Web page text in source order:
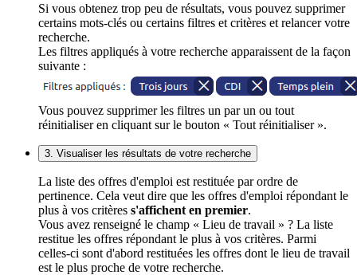
Si vous obtenez trop peu de résultats, vous pouvez supprimer
certains mots-clés ou certains filtres et critères et relancer votre
recherche.
Les filtres appliqués à votre recherche apparaissent de la façon
suivante :
Vous pouvez supprimer les filtres un par un ou tout
réinitialiser en cliquant sur le bouton « Tout réinitialiser ».
3. Visualiser les résultats de votre recherche
La liste des offres d'emploi est restituée par ordre de
pertinence. Cela veut dire que les offres d'emploi répondant le
plus à vos critères s'affichent en premier.
Vous avez renseigné le champ « Lieu de travail » ? La liste
restitue les offres répondant le plus à vos critères. Parmi
celles-ci sont d'abord restituées les offres dont le lieu de travail
est le plus proche de votre recherche.